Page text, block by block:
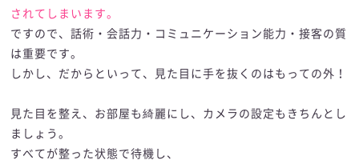
されてしまいます。
ですので、話術・会話力・コミュニケーション能力・接客の質
は重要です。
しかし、だからといって、見た目に手を抜くのはもっての外！
見た目を整え、お部屋も綺麗にし、カメラの設定もきちんとし
ましょう。
すべてが整った状態で待機し、